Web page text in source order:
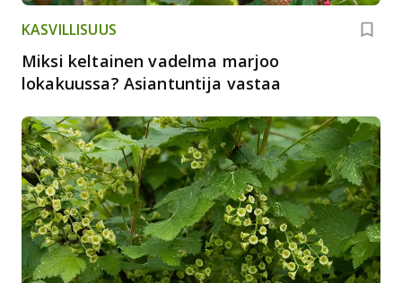
KASVILLISUUS
Miksi keltainen vadelma marjoo
lokakuussa? Asiantuntija vastaa